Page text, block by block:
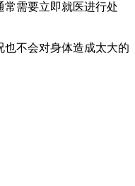
需要立即就医进行处
不会对身体造成太大的